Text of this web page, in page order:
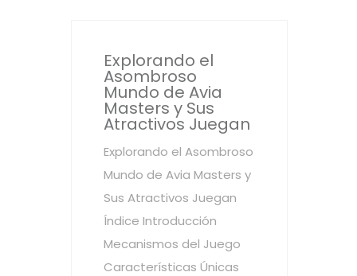
Explorando el
Asombroso
Mundo de Avia
Masters y Sus
Atractivos Juegan
Explorando el Asombroso
Mundo de Avia Masters y
Sus Atractivos Juegan
Índice Introducción
Mecanismos del Juego
Características Únicas